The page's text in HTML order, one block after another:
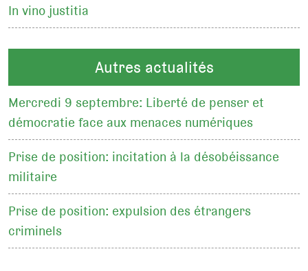
In vino justitia
Autres actualités
Mercredi 9 septembre: Liberté de penser et
démocratie face aux menaces numériques
Prise de position: incitation à la désobéissance
militaire
Prise de position: expulsion des étrangers
criminels